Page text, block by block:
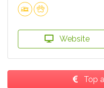
Website
Top